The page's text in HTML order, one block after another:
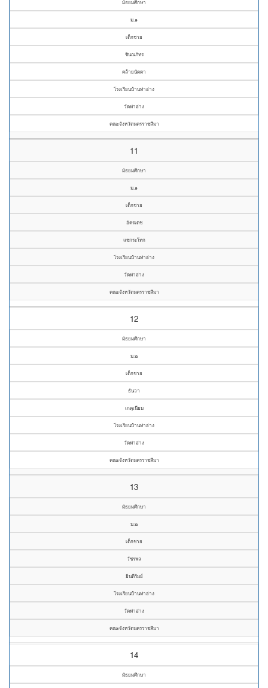
มัธยมศึกษา
ม.๑
เด็กชาย
ชินณภัทร
คล้ายนัดดา
โรงเรียนบ้านท่าอ่าง
วัดท่าอ่าง
คณะจังหวัดนครราชสีมา
11
มัธยมศึกษา
ม.๑
เด็กชาย
อัครเดช
แชกระโทก
โรงเรียนบ้านท่าอ่าง
วัดท่าอ่าง
คณะจังหวัดนครราชสีมา
12
มัธยมศึกษา
ม.๒
เด็กชาย
ธันวา
เกตุเนียม
โรงเรียนบ้านท่าอ่าง
วัดท่าอ่าง
คณะจังหวัดนครราชสีมา
13
มัธยมศึกษา
ม.๒
เด็กชาย
วัชรพล
ยินดีรัมย์
โรงเรียนบ้านท่าอ่าง
วัดท่าอ่าง
คณะจังหวัดนครราชสีมา
14
มัธยมศึกษา